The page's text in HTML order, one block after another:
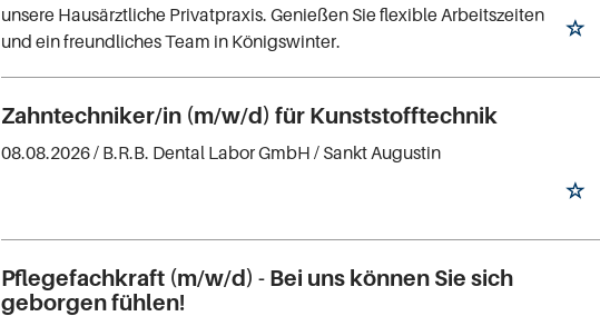
unsere Hausärztliche Privatpraxis. Genießen Sie flexible Arbeitszeiten
und ein freundliches Team in Königswinter.
Zahntechniker/in (m/w/d) für Kunststofftechnik
08.08.2026 / B.R.B. Dental Labor GmbH / Sankt Augustin
Pflegefachkraft (m/w/d) - Bei uns können Sie sich
geborgen fühlen!